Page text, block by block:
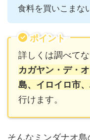
食料を買いこまな
ポイント
詳しくは調べてな
カガヤン・デ・
島、イロイロ市
行けます。
そんなミンダナオ島